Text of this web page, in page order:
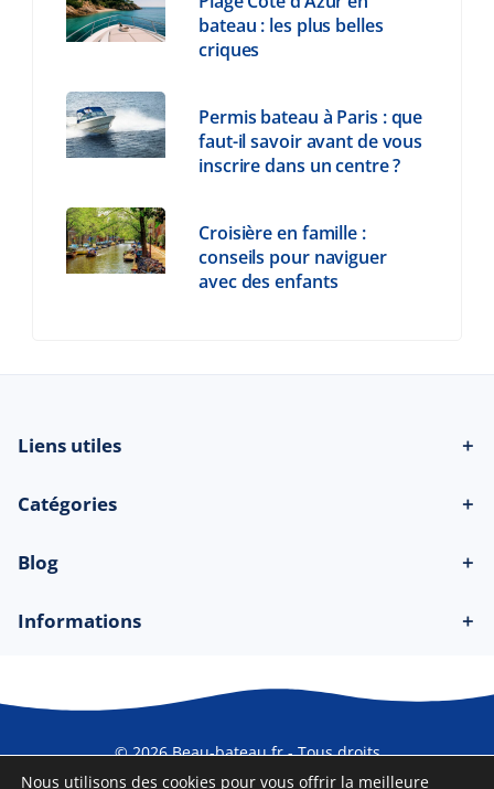
bateau : les plus belles
criques
Permis bateau à Paris : que
faut-il savoir avant de vous
inscrire dans un centre ?
Croisière en famille :
conseils pour naviguer
avec des enfants
Liens utiles ＋
Catégories ＋
Blog ＋
Informations ＋
© 2026 Beau-bateau.fr - Tous droits
réservés
Nous utilisons des cookies pour vous offrir la meilleure